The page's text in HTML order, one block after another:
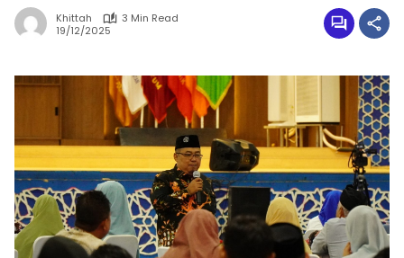
Khittah
3 Min Read
19/12/2025